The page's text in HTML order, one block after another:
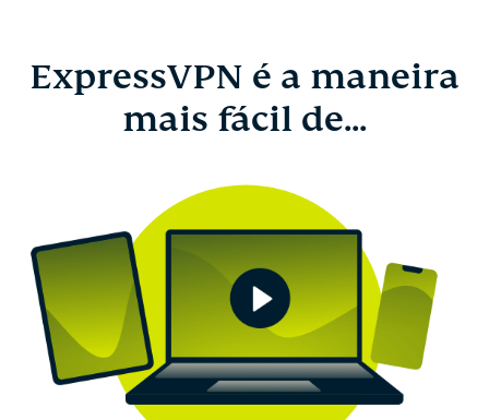
ExpressVPN é a maneira
mais fácil de...